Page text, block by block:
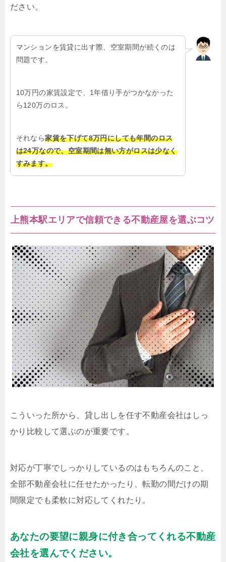
ださい。
マンションを賃貸に出す際、空室期間が続くのは
問題です。
10万円の家賃設定で、1年借り手がつかなかった
ら120万のロス。
それなら家賃を下げて8万円にしても年間のロス
は24万なので、空室期間は無い方がロスは少なく
すみます。
上熊本駅エリアで信頼できる不動産屋を選ぶコツ
こういった所から、貸し出しを任す不動産会社はしっ
かり比較して選ぶのが重要です。
対応が丁寧でしっかりしているのはもちろんのこと、
全部不動産会社に任せたかったり、転勤の間だけの期
間限定でも柔軟に対応してくれたり。
あなたの要望に親身に付き合ってくれる不動産
会社を選んでください。